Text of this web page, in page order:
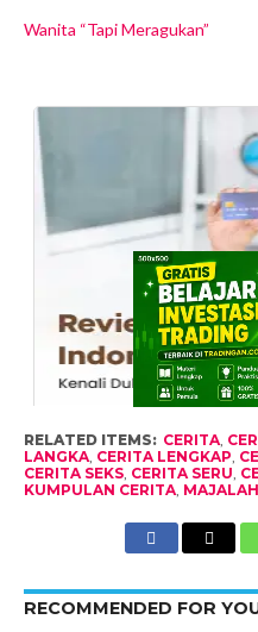
Wanita “Tapi Meragukan”
RELATED ITEMS: CERITA,
LANGKA, CERITA LENGKAP
CERITA SEKS, CERITA SERU
KUMPULAN CERITA,
RECOMMENDED FOR